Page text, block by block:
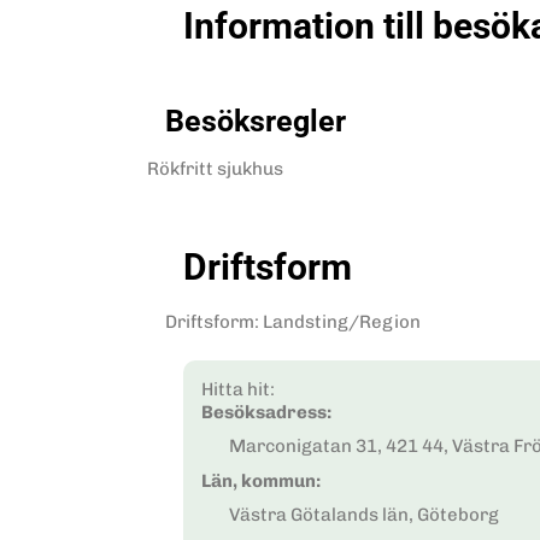
Information till
Besöksregler
Rökfritt sjukhus
Driftsform
Driftsform: Landsting/Region
Hitta hit:
Besöksadress:
Marconigatan 31, 421 44, Västra
Län, kommun:
Västra Götalands län, Göteborg